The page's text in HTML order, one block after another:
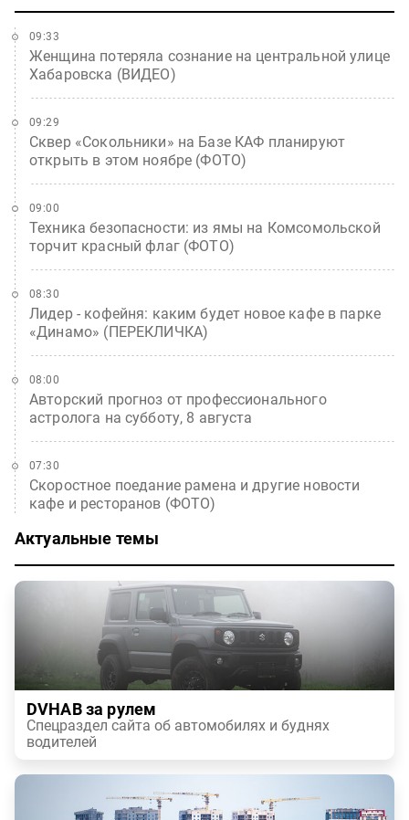
Женщина потеряла сознание на центральной улице
Хабаровска (ВИДЕО)
09:33
Сквер «Сокольники» на Базе КАФ планируют
открыть в этом ноябре (ФОТО)
09:29
Техника безопасности: из ямы на Комсомольской
торчит красный флаг (ФОТО)
09:00
Лидер - кофейня: каким будет новое кафе в парке
«Динамо» (ПЕРЕКЛИЧКА)
08:30
Авторский прогноз от профессионального
астролога на субботу, 8 августа
08:00
Скоростное поедание рамена и другие новости
кафе и ресторанов (ФОТО)
07:30
Актуальные темы
DVHAB за рулем
Спецраздел сайта об автомобилях и буднях
водителей